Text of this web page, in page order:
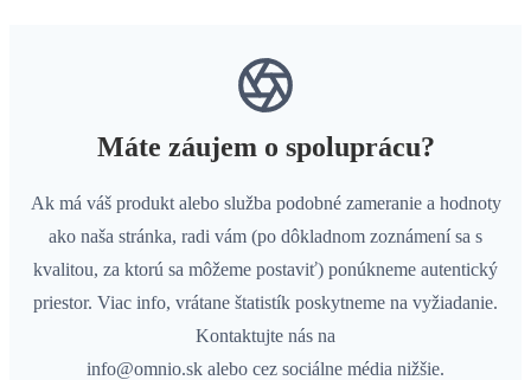
Máte záujem o spoluprácu?
Ak má váš produkt alebo služba podobné zameranie a hodnoty
ako naša stránka, radi vám (po dôkladnom zoznámení sa s
kvalitou, za ktorú sa môžeme postaviť) ponúkneme autentický
priestor. Viac info, vrátane štatistík poskytneme na vyžiadanie.
Kontaktujte nás na
info@omnio.sk alebo cez sociálne média nižšie.